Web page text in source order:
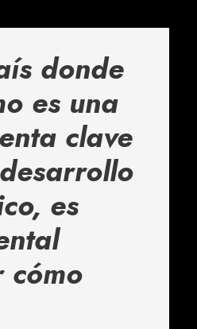
donde
es una
clave
es